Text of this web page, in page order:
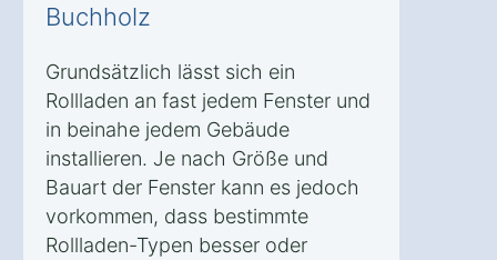
Buchholz
Grundsätzlich lässt sich ein
Rollladen an fast jedem Fenster und
in beinahe jedem Gebäude
installieren. Je nach Größe und
Bauart der Fenster kann es jedoch
vorkommen, dass bestimmte
Rollladen-Typen besser oder